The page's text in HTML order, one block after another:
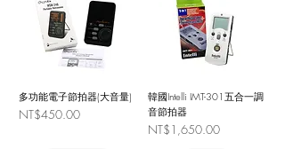
多功能電子節拍器(大音量)
價格
NT$450.00
韓國Intelli IMT-301五合一調
音節拍器
價格
NT$1,650.00